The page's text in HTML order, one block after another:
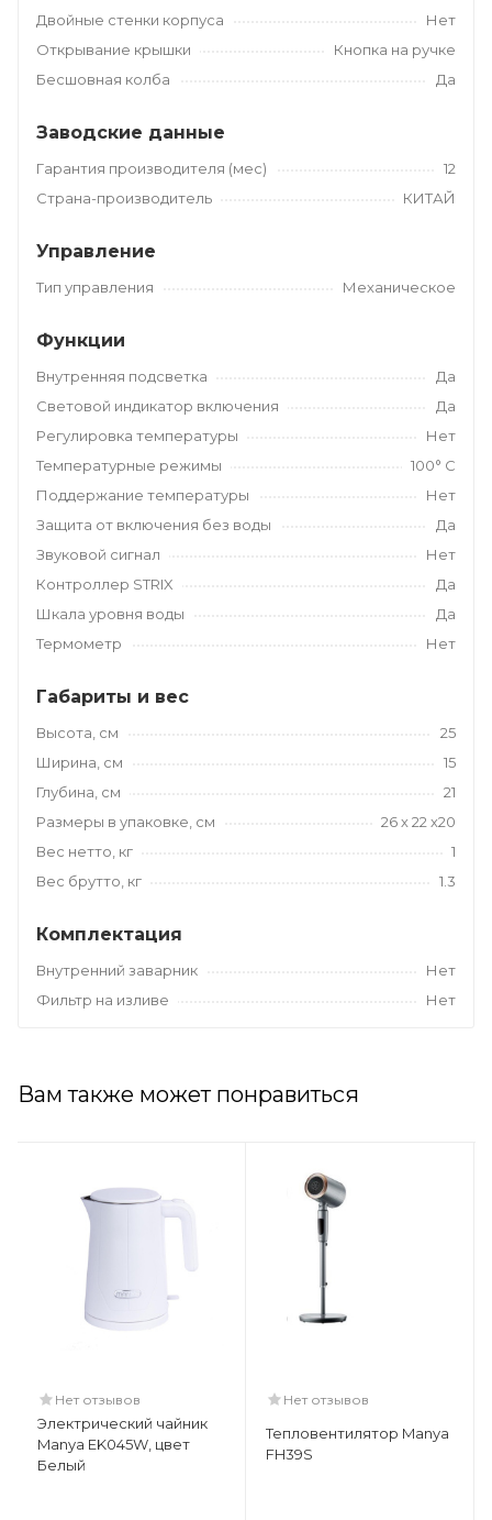
Двойные стенки корпуса
Нет
Открывание крышки
Кнопка на ручке
Бесшовная колба
Да
Заводские данные
Гарантия производителя (мес)
12
Страна-производитель
КИТАЙ
Управление
Тип управления Механическое
Функции
Внутренняя подсветка
Да
Световой индикатор включения
Да
Регулировка температуры
Нет
Температурные режимы
100° С
Поддержание температуры
Нет
Защита от включения без воды
Да
Звуковой сигнал
Нет
Контроллер STRIX
Да
Шкала уровня воды
Да
Термометр
Нет
Габариты и вес
Высота, см
25
Ширина, см
15
Глубина, см
21
Размеры в упаковке, см
26 х 22 х20
Вес нетто, кг
1
Вес брутто, кг
1.3
Комплектация
Внутренний заварник
Нет
Фильтр на изливе
Нет
Вам также может понравиться
Нет отзывов
Электрический чайник
Manya EK045W, цвет
Белый
Нет отзывов
Тепловентилятор Manya
FH39S